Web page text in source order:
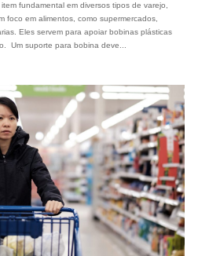
fundamental em diversos tipos de varejo,
foco em alimentos, como supermercados,
Eles servem para apoiar bobinas plásticas
Um suporte para bobina deve...